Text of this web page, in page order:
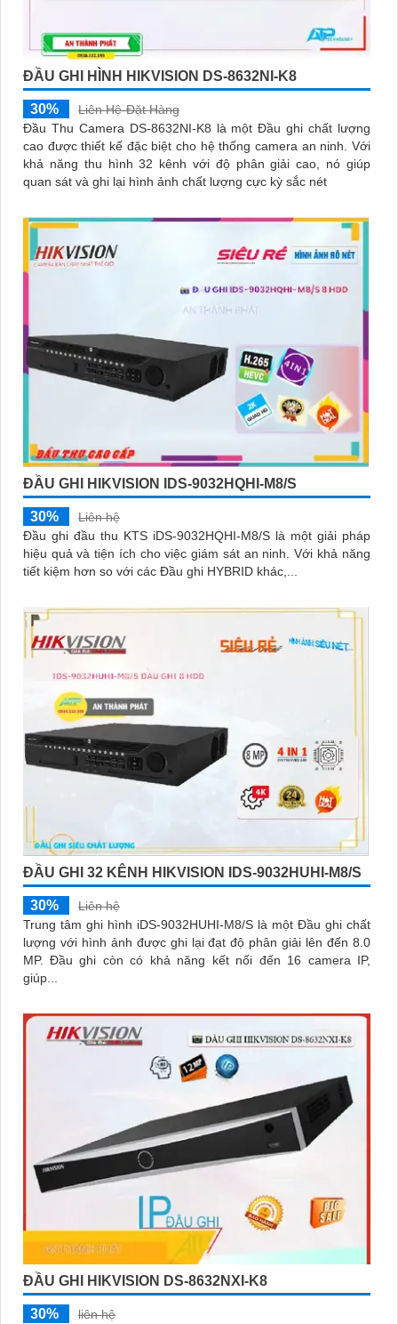
ĐẦU GHI HÌNH HIKVISION DS-8632NI-K8
30%
Liên Hệ-Đặt Hàng
Đầu Thu Camera DS-8632NI-K8 là một Đầu ghi chất lượng
cao được thiết kế đặc biệt cho hệ thống camera an ninh. Với
khả năng thu hình 32 kênh với độ phân giải cao, nó giúp
quan sát và ghi lại hình ảnh chất lượng cực kỳ sắc nét
ĐẦU GHI HIKVISION IDS-9032HQHI-M8/S
30%
Liên hệ
Đầu ghi đầu thu KTS iDS-9032HQHI-M8/S là một giải pháp
hiệu quả và tiện ích cho việc giám sát an ninh. Với khả năng
tiết kiệm hơn so với các Đầu ghi HYBRID khác,...
ĐẦU GHI 32 KÊNH HIKVISION IDS-9032HUHI-M8/S
30%
Liên hệ
Trung tâm ghi hình iDS-9032HUHI-M8/S là một Đầu ghi chất
lượng với hình ảnh được ghi lại đạt độ phân giải lên đến 8.0
MP. Đầu ghi còn có khả năng kết nối đến 16 camera IP,
giúp...
ĐẦU GHI HIKVISION DS-8632NXI-K8
30%
liên hệ